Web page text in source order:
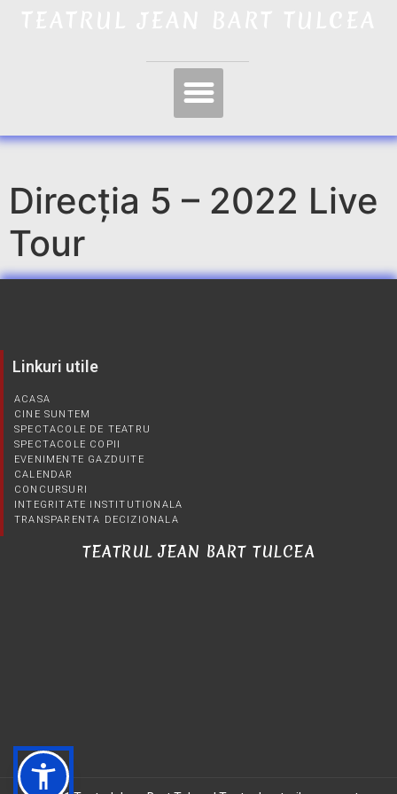
Direcția 5 – 2022 Live
Tour
Linkuri utile
ACASA
CINE SUNTEM
SPECTACOLE DE TEATRU
SPECTACOLE COPII
EVENIMENTE GAZDUITE
CALENDAR
CONCURSURI
INTEGRITATE INSTITUTIONALA
TRANSPARENTA DECIZIONALA
TEATRUL JEAN BART TULCEA